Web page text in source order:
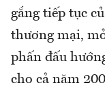
gắng tiếp tục
thương mại,
phấn đấu
cho cả năm